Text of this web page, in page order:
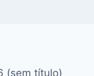
(sem título)